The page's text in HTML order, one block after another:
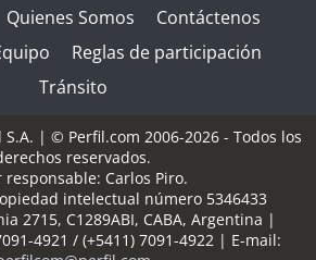
Quienes Somos
Contáctenos
Reglas de participación
Tránsito
| © Perfil.com 2006-2026 - Todos los
reservados.
responsable: Carlos Piro.
intelectual número 5346433
2715, C1289ABI, CABA, Argentina |
4921 / (+5411) 7091-4922| E-mail: